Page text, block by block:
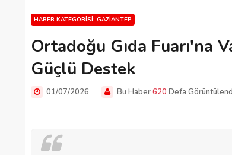
HABER KATEGORISI: GAZIANTEP
Ortadoğu Gıda Fuarı'na
Güçlü Destek
01/07/2026 Bu Haber620 Defa